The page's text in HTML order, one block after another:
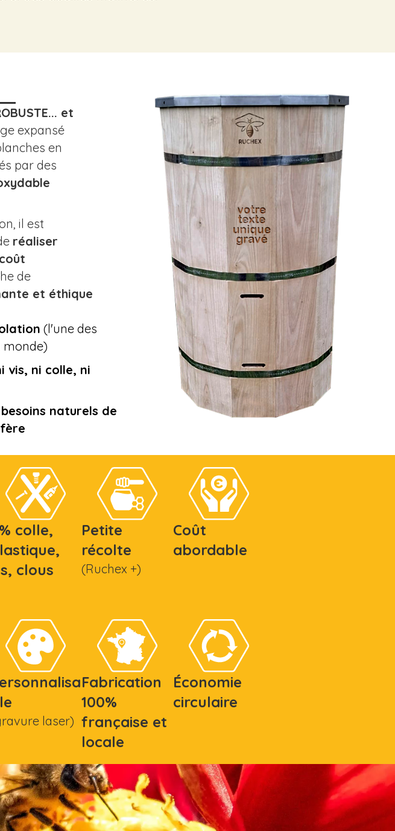
et
expansé
en
par des
il est
réaliser
coût
de
et éthique
(l'une des
monde)
vis, ni colle, ni
naturels de
colle,
clous
Petite
récolte
(Ruchex +)
Coût
abordable
laser)
Fabrication
100%
française et
locale
Économie
circulaire